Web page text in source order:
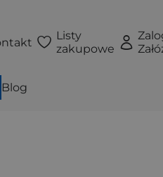
Listy
zakupowe
Blog